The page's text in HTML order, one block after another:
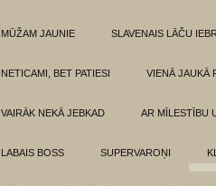
MŪŽAM JAUNIE SLAVENAIS LĀČU
NETICAMI, BET PATIESI VIENĀ JAUKĀ
VAIRĀK NEKĀ JEBKAD AR MĪLESTĪBU
LABAIS BOSS SUPERVAROŅI